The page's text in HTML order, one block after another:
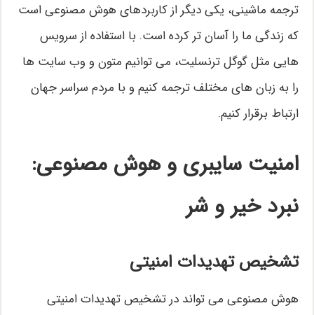
ترجمه ماشینی، یکی دیگر از کاربردهای هوش مصنوعی است
که زندگی ما را آسان تر کرده است. با استفاده از سرویس
هایی مثل گوگل ترنسلیت، می توانیم متون و وب سایت ها
را به زبان های مختلف ترجمه کنیم و با مردم سراسر جهان
ارتباط برقرار کنیم.
امنیت سایبری و هوش مصنوعی:
نبرد خیر و شر
تشخیص تهدیدات امنیتی
هوش مصنوعی می تواند در تشخیص تهدیدات امنیتی